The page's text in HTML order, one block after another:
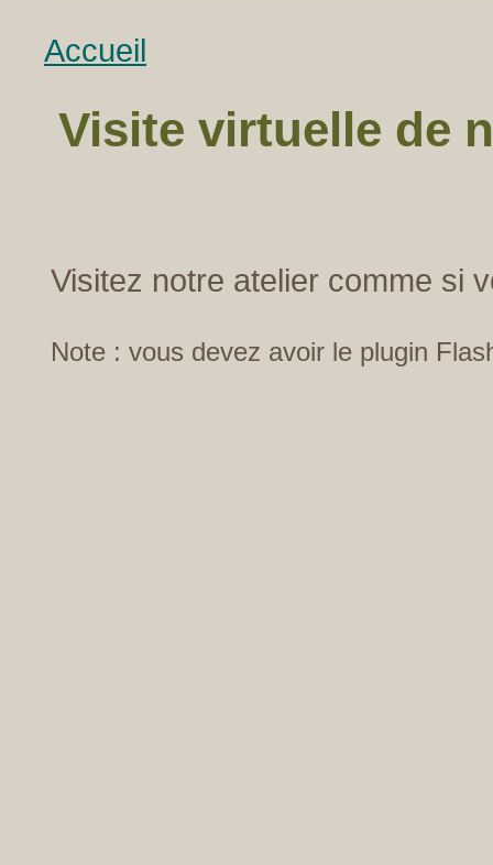
Accueil
Visite virtuelle de
Visitez notre atelier comme si
Note : vous devez avoir le plugin